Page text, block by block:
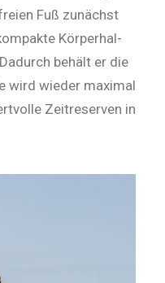
Fuß zunächst
Körperhal­
behält er die
wird wieder maximal
Zeit­reserven in